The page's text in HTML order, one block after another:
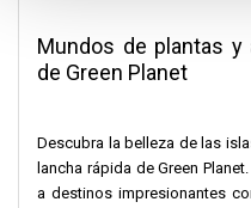
Mundos de plantas y
de Green Planet
Descubra la belleza de las
lancha rápida de Green
a destinos impresionantes